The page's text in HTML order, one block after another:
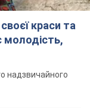
краси та
молодість,
надзвичайного